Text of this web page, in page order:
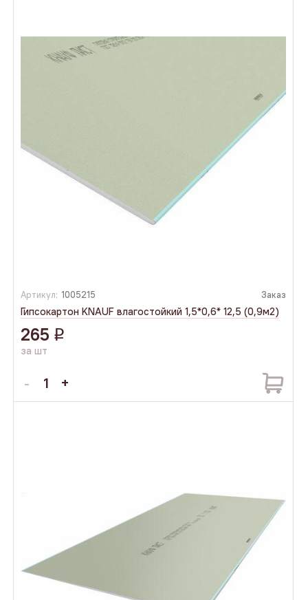
Артикул: 1005215 Заказ
Гипсокартон KNAUF влагостойкий 1,5*0,6* 12,5 (0,9м2)
265 q
за шт